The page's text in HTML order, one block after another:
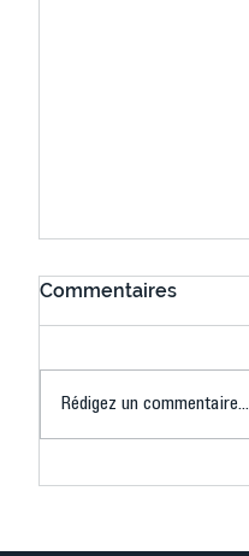
Aurevoir Tokyo !
Commentaires
Rédigez un commentaire...